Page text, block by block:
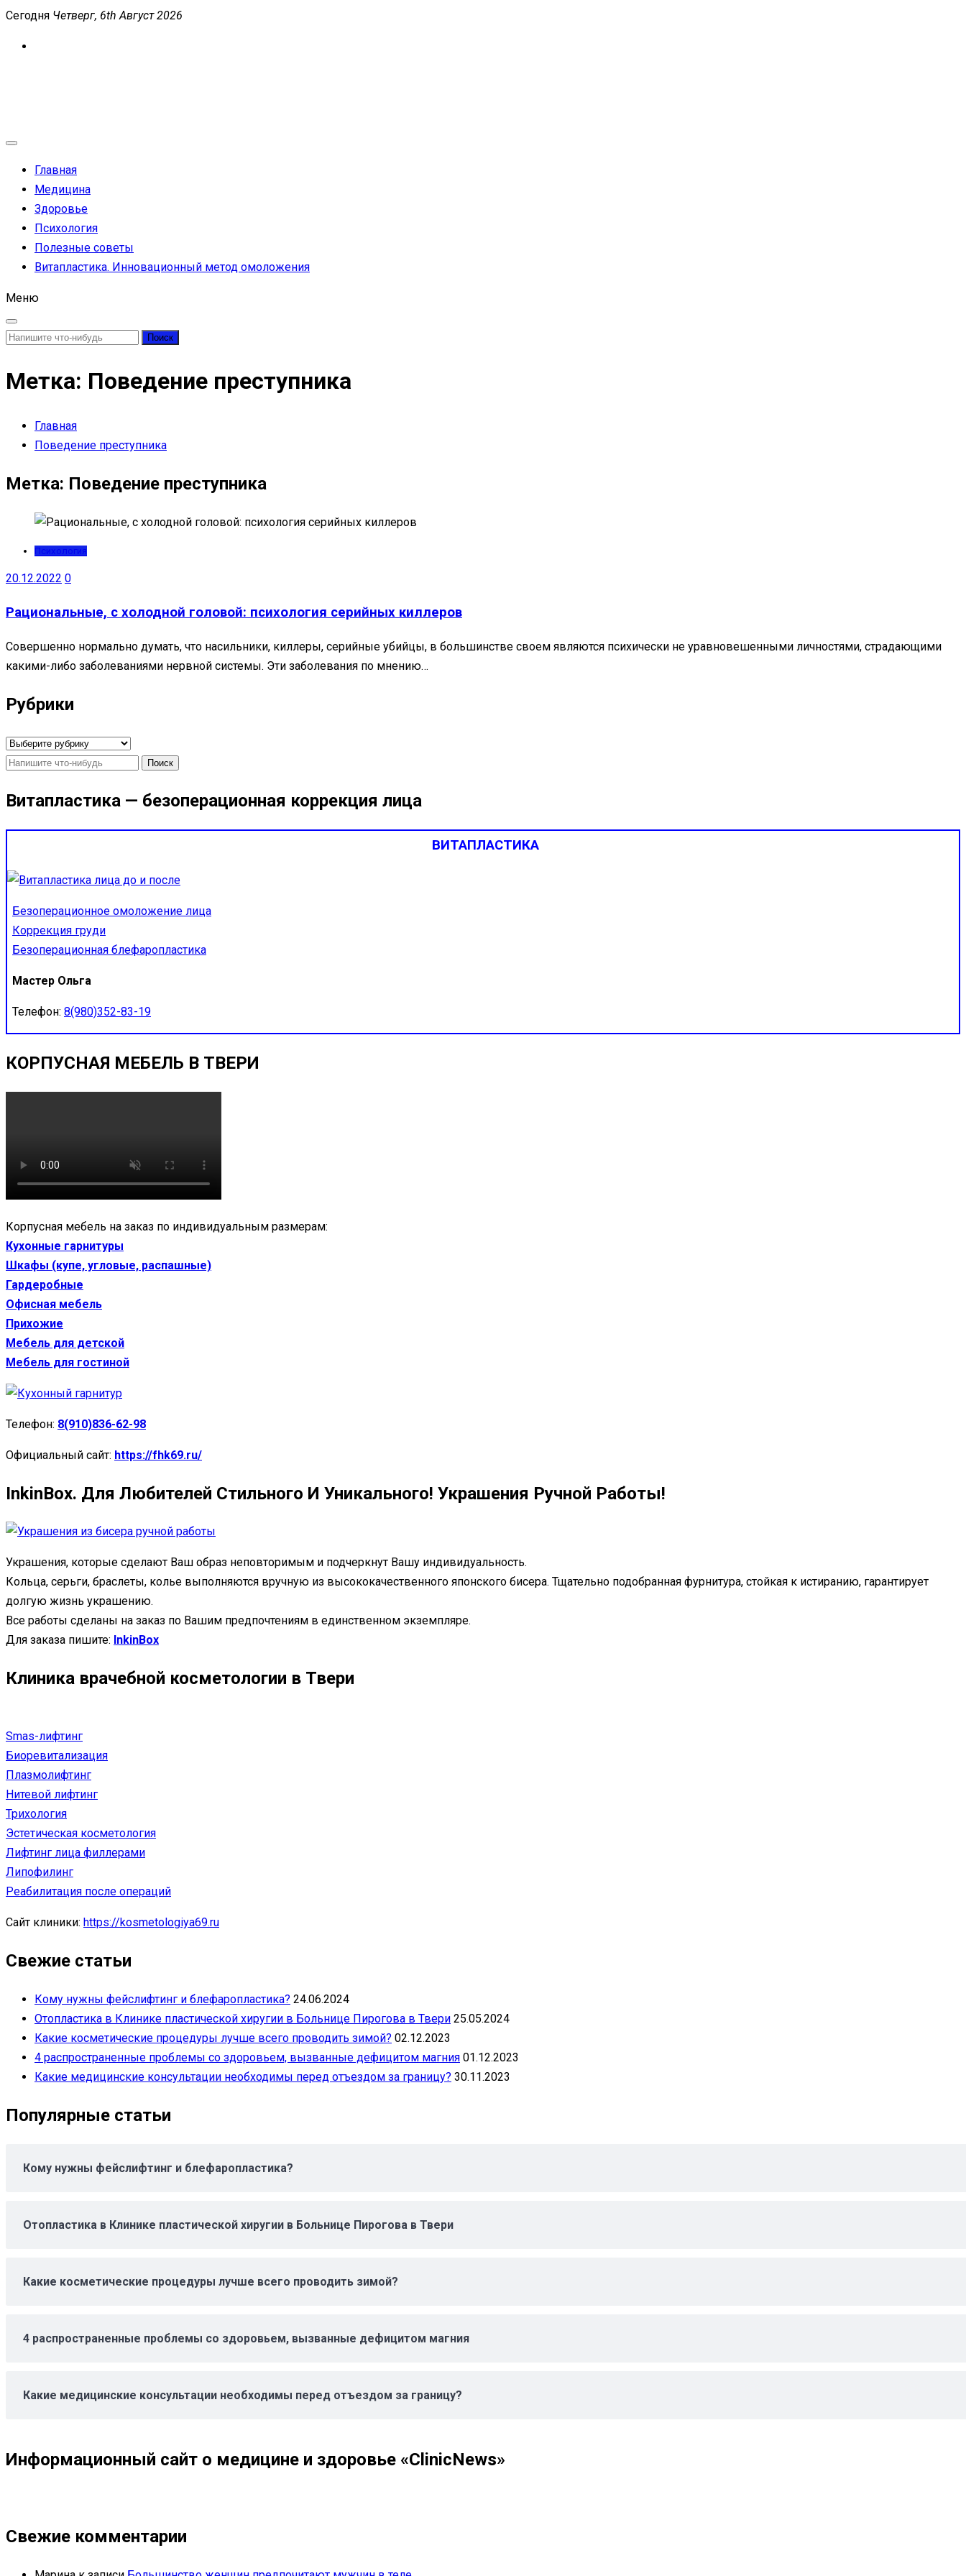
Перейти
Сегодня Четверг, 6th Август 2026
Главная
Медицина
Здоровье
Психология
Полезные советы
Витапластика. Инновационный метод омоложения
Меню
Найти:
Метка: Поведение преступника
Главная
Поведение преступника
Метка: Поведение преступника
Психология
20.12.2022 0
Рациональные, с холодной головой: психология серийных киллеров
Совершенно нормально думать, что насильники, киллеры, серийные убийцы, в большинстве своем являются психически не уравновешенными личностями, страдающими
какими-либо заболеваниями нервной системы. Эти заболевания по мнению…
Рубрики
Рубрики
Найти:
Витапластика — безоперационная коррекция лица
ВИТАПЛАСТИКА
Безоперационное омоложение лица
Коррекция груди
Безоперационная блефаропластика
Мастер Ольга
Телефон: 8(980)352-83-19
КОРПУСНАЯ МЕБЕЛЬ В ТВЕРИ
Корпусная мебель на заказ по индивидуальным размерам:
Кухонные гарнитуры
Шкафы (купе, угловые, распашные)
Гардеробные
Офисная мебель
Прихожие
Мебель для детской
Мебель для гостиной
Телефон: 8(910)836-62-98
Официальный сайт: https://fhk69.ru/
InkinBox. Для Любителей Стильного И Уникального! Украшения Ручной Работы!
Украшения, которые сделают Ваш образ неповторимым и подчеркнут Вашу индивидуальность.
Кольца, серьги, браслеты, колье выполняются вручную из высококачественного японского бисера. Тщательно подобранная фурнитура, стойкая к истиранию, гарантирует
долгую жизнь украшению.
Все работы сделаны на заказ по Вашим предпочтениям в единственном экземпляре.
Для заказа пишите: InkinBox
Клиника врачебной косметологии в Твери
Smas-лифтинг
Биоревитализация
Плазмолифтинг
Нитевой лифтинг
Трихология
Эстетическая косметология
Лифтинг лица филлерами
Липофилинг
Реабилитация после операций
Сайт клиники: https://kosmetologiya69.ru
Свежие статьи
Кому нужны фейслифтинг и блефаропластика? 24.06.2024
Отопластика в Клинике пластической хиругии в Больнице Пирогова в Твери 25.05.2024
Какие косметические процедуры лучше всего проводить зимой? 02.12.2023
4 распространенные проблемы со здоровьем, вызванные дефицитом магния 01.12.2023
Какие медицинские консультации необходимы перед отъездом за границу? 30.11.2023
Популярные статьи
Кому нужны фейслифтинг и блефаропластика?
Отопластика в Клинике пластической хиругии в Больнице Пирогова в Твери
Какие косметические процедуры лучше всего проводить зимой?
4 распространенные проблемы со здоровьем, вызванные дефицитом магния
Какие медицинские консультации необходимы перед отъездом за границу?
Информационный сайт о медицине и здоровье «ClinicNews»
Свежие комментарии